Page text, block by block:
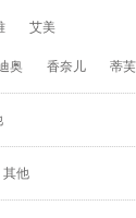
艾美
奥 香奈儿 蒂
其他